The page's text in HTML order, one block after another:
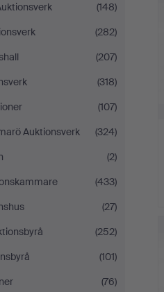
(148)
(282)
(207)
(318)
(107)
Auktionsverk
(324)
(2)
(433)
(27)
(252)
(101)
(76)